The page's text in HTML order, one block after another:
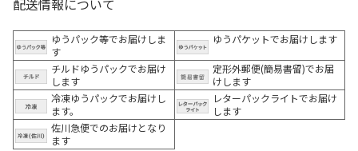
配送情報について
ゆうパック等でお届けしま
す
ゆうパケットでお届けします
チルドゆうパックでお届け
します
定形外郵便(簡易書留)でお届
けします
冷凍ゆうパックでお届けし
ます。
レターパックライトでお届け
します
佐川急便でのお届けとなり
ます